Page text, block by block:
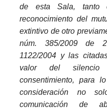
de esta Sala, tanto
reconocimiento del
extintivo de otro
núm. 385/2009 de
1122/2004 y las
valor del silencio
consentimiento, para
consideración no
comunicación de